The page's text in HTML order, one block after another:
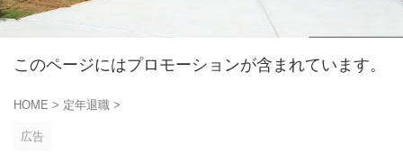
このページにはプロモーションが含まれています。
HOME > 定年退職 >
広告